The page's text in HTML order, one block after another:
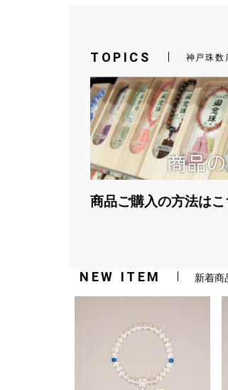
TOPICS 神戸珠数
商品ご購入の方法はこ
NEW ITEM 新着商